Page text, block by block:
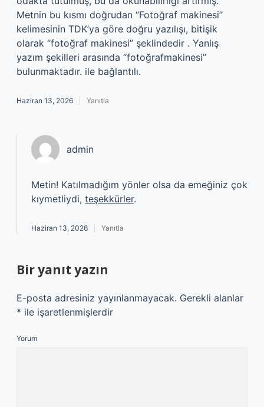
Metnin bu kısmı doğrudan “Fotoğraf makinesi”
kelimesinin TDK’ya göre doğru yazılışı, bitişik
olarak “fotoğraf makinesi” şeklindedir . Yanlış
yazım şekilleri arasında “fotoğrafmakinesi”
bulunmaktadır. ile bağlantılı.
Haziran 13, 2026 Yanıtla
admin
Metin! Katılmadığım yönler olsa da emeğiniz çok
kıymetliydi, teşekkürler.
Haziran 13, 2026 Yanıtla
Bir yanıt yazın
E-posta adresiniz yayınlanmayacak. Gerekli alanlar
* ile işaretlenmişlerdir
Yorum